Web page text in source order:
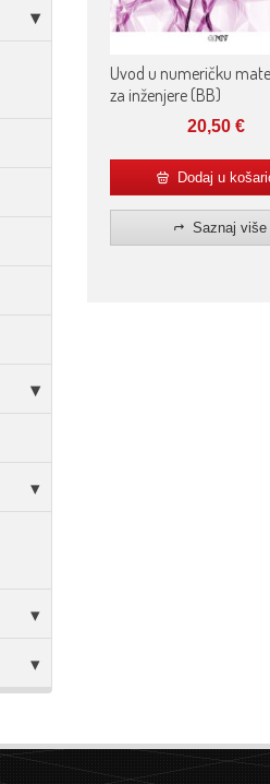
Uvod u numeričku
za inženjere (BB)
20,50€
Dodaj u
Saznaj više